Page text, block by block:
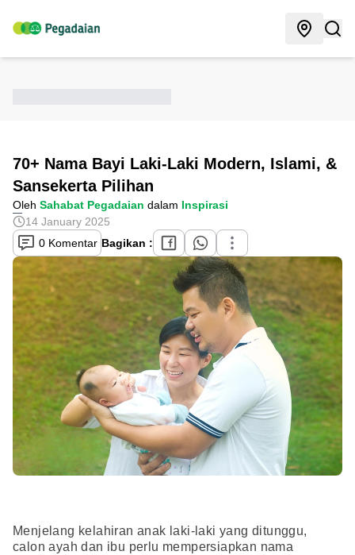
70+ Nama Bayi Laki-Laki Modern, Islami, &
Sansekerta Pilihan
Oleh Sahabat Pegadaian dalam Inspirasi
14 January 2025
0 Komentar Bagikan :
Menjelang kelahiran anak laki-laki yang ditunggu,
calon ayah dan ibu perlu mempersiapkan nama